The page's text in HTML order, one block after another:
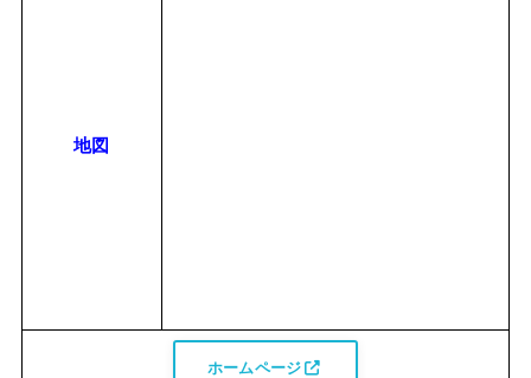
地図
ホームページ